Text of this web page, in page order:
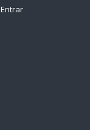
Entrar